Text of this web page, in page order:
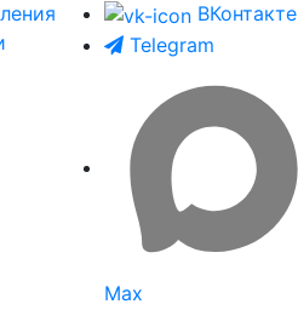
ВКонтакте
Telegram
Max